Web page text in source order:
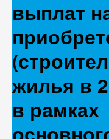
выплат
жилья в
в рамках